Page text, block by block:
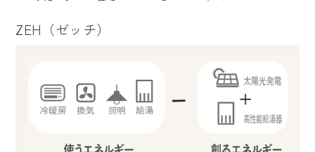
ZEH（ゼッチ）